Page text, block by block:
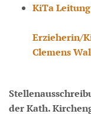
KiTa
Erzieherin/
Clemens
der Kath.